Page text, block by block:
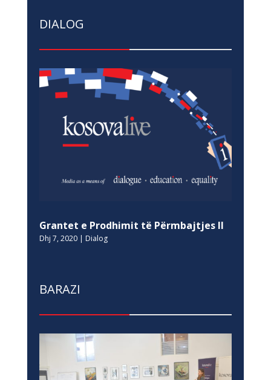
DIALOG
Grantet e Prodhimit të Përmbajtjes II
Dhj 7, 2020| Dialog
BARAZI